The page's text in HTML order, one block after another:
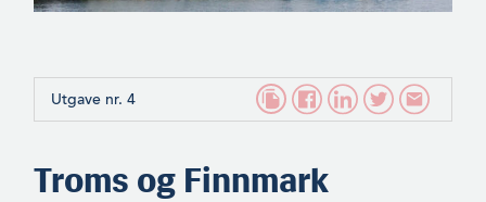
Utgave nr. 4
Troms og Finnmark